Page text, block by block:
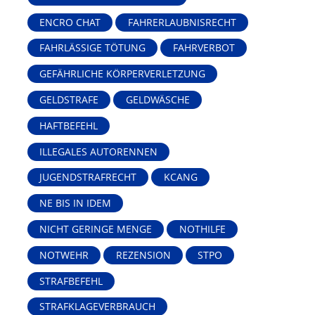
ENCRO CHAT
FAHRERLAUBNISRECHT
FAHRLÄSSIGE TÖTUNG
FAHRVERBOT
GEFÄHRLICHE KÖRPERVERLETZUNG
GELDSTRAFE
GELDWÄSCHE
HAFTBEFEHL
ILLEGALES AUTORENNEN
JUGENDSTRAFRECHT
KCANG
NE BIS IN IDEM
NICHT GERINGE MENGE
NOTHILFE
NOTWEHR
REZENSION
STPO
STRAFBEFEHL
STRAFKLAGEVERBRAUCH